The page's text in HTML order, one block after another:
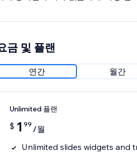
금 및 플랜
연간 월간
Unlimited 플랜
$ 1 99 /월
Unlimited slides widgets and